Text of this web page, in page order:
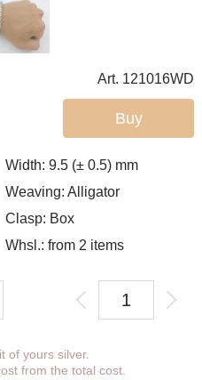
Art. 121016WD
Buy
Width:9.5 (± 0.5) mm
Weaving:Alligator
Clasp: Box
Whsl.: from 2 items
can choose coverage, weight,
width, clasp.
of yours silver.
from the total cost.